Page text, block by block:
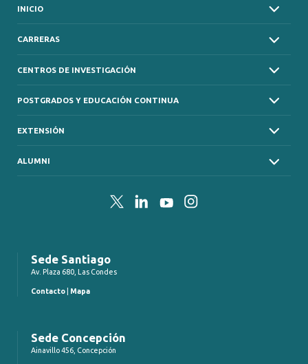
INICIO
CARRERAS
CENTROS DE INVESTIGACIÓN
POSTGRADOS Y EDUCACIÓN CONTINUA
EXTENSIÓN
ALUMNI
TwitterLinkedInYouTubeInstagram
Sede Santiago
Av. Plaza 680, Las Condes
Contacto Mapa
Sede Concepción
Ainavillo 456, Concepción